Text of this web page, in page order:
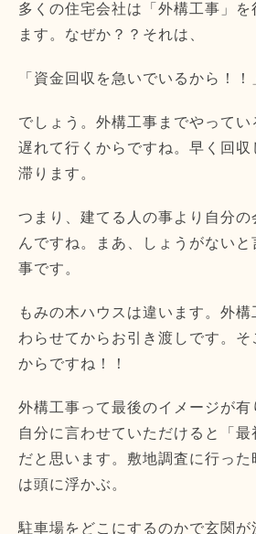
多くの住宅会社は「外構工事」を
ます。なぜか？？それは、
「資金回収を急いでいるから！！
でしょう。外構工事までやって
遅れて行くからですね。早く回
滞ります。
つまり、建てる人の事より自分の
んですね。まあ、しょうがない
事です。
もみの木ハウスは違います。外
わらせてからお引き渡しです。
からですね！！
外構工事って最後のイメージが有
自分に言わせていただけると「最
だと思います。敷地調査に行っ
は頭に浮かぶ。
駐車場をどこにするのかで玄関が